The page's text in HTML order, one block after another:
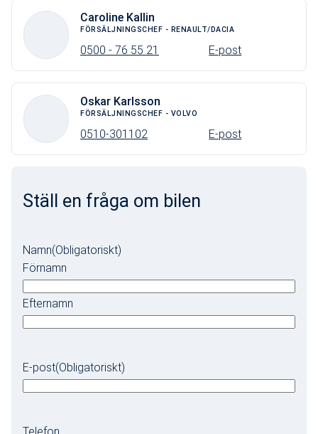
Caroline Kallin
FÖRSÄLJNINGSCHEF - RENAULT/DACIA
0500 - 76 55 21 E-post
Oskar Karlsson
FÖRSÄLJNINGSCHEF - VOLVO
0510-301102 E-post
Ställ en fråga om bilen
Namn(Obligatoriskt)
Förnamn
Efternamn
E-post(Obligatoriskt)
Telefon